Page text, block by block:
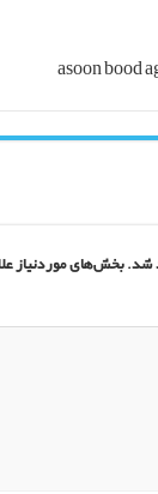
asoon bood
شد.بخش‌های موردنیاز